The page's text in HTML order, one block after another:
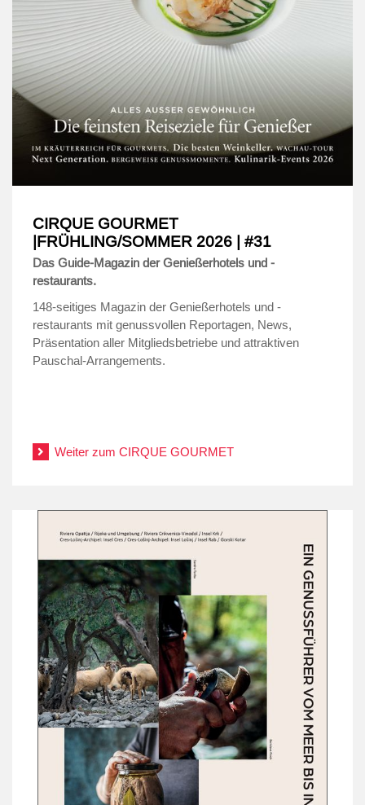
CIRQUE GOURMET
|FRÜHLING/SOMMER 2026 | #31
Das Guide-Magazin der Genießerhotels und -
restaurants.
148-seitiges Magazin der Genießerhotels und -
restaurants mit genussvollen Reportagen, News,
Präsentation aller Mitgliedsbetriebe und attraktiven
Pauschal-Arrangements.
Weiter zum CIRQUE GOURMET